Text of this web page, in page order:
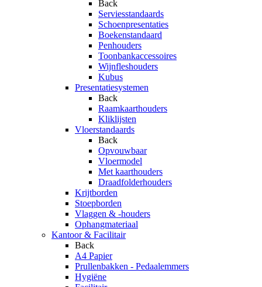
Back
Serviesstandaards
Schoenpresentaties
Boekenstandaard
Penhouders
Toonbankaccessoires
Wijnfleshouders
Kubus
Presentatiesystemen
Back
Raamkaarthouders
Kliklijsten
Vloerstandaards
Back
Opvouwbaar
Vloermodel
Met kaarthouders
Draadfolderhouders
Krijtborden
Stoepborden
Vlaggen & -houders
Ophangmateriaal
Kantoor & Facilitair
Back
A4 Papier
Prullenbakken - Pedaalemmers
Hygiëne